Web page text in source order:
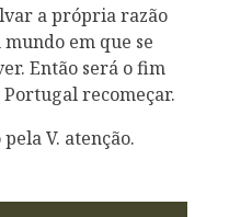
a própria razão
em que se
Então será o fim
recomeçar.
V. atenção.